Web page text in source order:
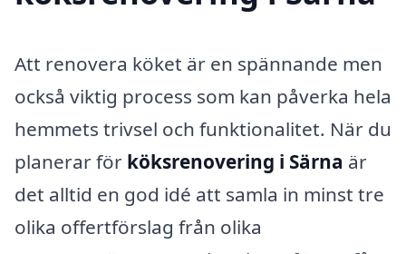
Att renovera köket är en spännande men
också viktig process som kan påverka hela
hemmets trivsel och funktionalitet. När du
planerar för köksrenovering i Särna är
det alltid en god idé att samla in minst tre
olika offertförslag från olika